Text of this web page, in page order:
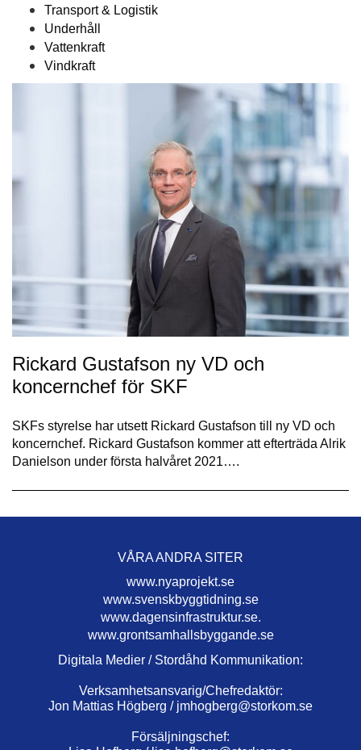
Transport & Logistik
Underhåll
Vattenkraft
Vindkraft
Rickard Gustafson ny VD och
koncernchef för SKF
SKFs styrelse har utsett Rickard Gustafson till ny VD och
koncernchef. Rickard Gustafson kommer att efterträda Alrik
Danielson under första halvåret 2021….
VÅRA ANDRA SITER
www.nyaprojekt.se
www.svenskbyggtidning.se
www.dagensinfrastruktur.se.
www.grontsamhallsbyggande.se
Digitala Medier / Stordåhd Kommunikation:
Verksamhetsansvarig/Chefredaktör:
Jon Mattias Högberg / jmhogberg@storkom.se
Försäljningschef: